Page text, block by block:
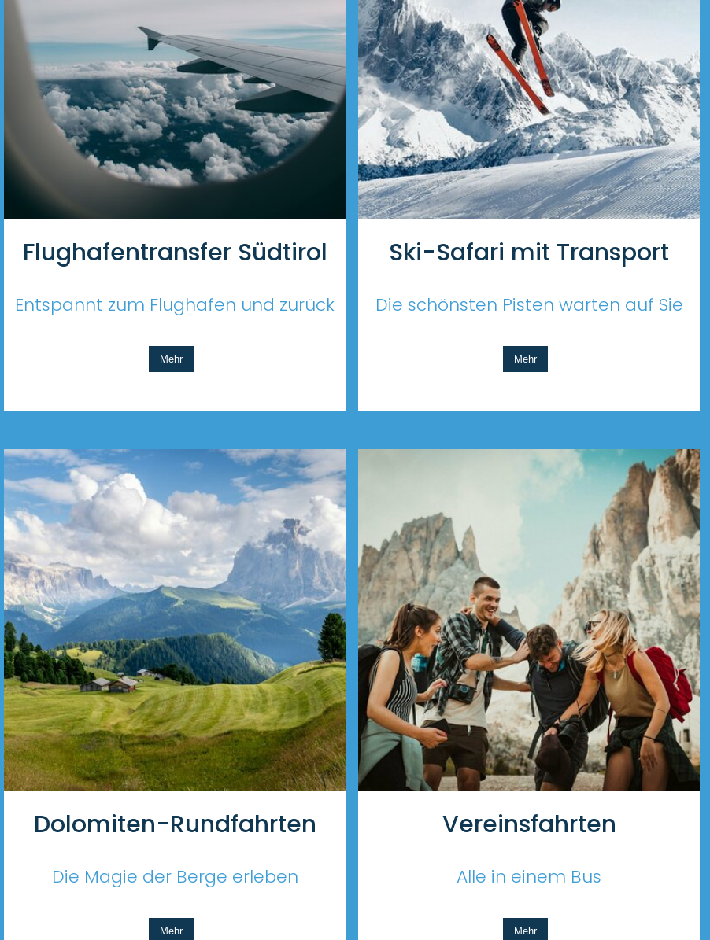
Flughafentransfer Südtirol
Entspannt zum Flughafen und zurück
Mehr
Ski-Safari mit Transport
Die schönsten Pisten warten auf Sie
Mehr
Dolomiten-Rundfahrten
Die Magie der Berge erleben
Mehr
Vereinsfahrten
Alle in einem Bus
Mehr